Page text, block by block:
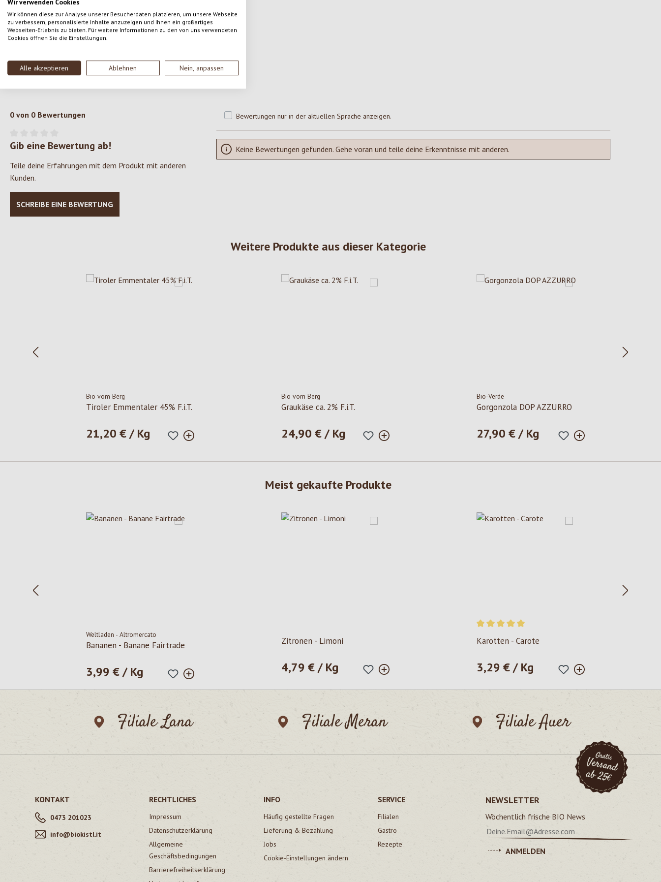
Wir verwenden Cookies
Wir können diese zur Analyse unserer Besucherdaten platzieren, um unsere Webseite
zu verbessern, personalisierte Inhalte anzuzeigen und Ihnen ein großartiges
Webseiten-Erlebnis zu bieten. Für weitere Informationen zu den von uns verwendeten
Cookies öffnen Sie die Einstellungen.
Alle akzeptieren Ablehnen Nein, anpassen
´lacrima´ nennen. Diese kleinen Löcher können
reifungsbedingt ebenfalls Schimmeleinschlüsse
aufweisen. Dies ist, in geringem Ausmass kein
Grund zur Reklamation, sondern kann groszügig
0 von 0 Bewertungen
Durchschnittliche Bewertung von 0 von 5 Sternen
Gib eine Bewertung ab!
Teile deine Erfahrungen mit dem Produkt mit anderen
Kunden.
SCHREIBE EINE BEWERTUNG
Bewertungen nur in der aktuellen Sprache anzeigen.
Keine Bewertungen gefunden. Gehe voran und teile deine Erkenntnisse mit anderen.
Weitere Produkte aus dieser Kategorie
Bio vom Berg
Tiroler Emmentaler 45% F.i.T.
Regulärer Preis:
21,20 € / Kg
Bio vom Berg
Graukäse ca. 2% F.i.T.
Regulärer Preis:
24,90 € / Kg
Bio-Verde
Gorgonzola DOP AZZURRO
Regulärer Preis:
27,90 € / Kg
Meist gekaufte Produkte
Weltladen - Altromercato
Bananen - Banane Fairtrade
Regulärer Preis:
3,99 € / Kg
Zitronen - Limoni
Regulärer Preis:
4,79 € / Kg
Durchschnittliche Bewertung von 5 von 5 Sternen
Karotten - Carote
Regulärer Preis:
3,29 € / Kg
Filiale Lana Filiale Meran Filiale Auer
KONTAKT
0473 201023
info@biokistl.it
RECHTLICHES
Impressum
Datenschutzerklärung
Allgemeine
Geschäftsbedingungen
Barrierefreiheitserklärung
INFO
Häufig gestellte Fragen
Lieferung & Bezahlung
Jobs
Cookie-Einstellungen ändern
SERVICE
Filialen
Gastro
Rezepte
NEWSLETTER
Wöchentlich frische BIO News
ANMELDEN